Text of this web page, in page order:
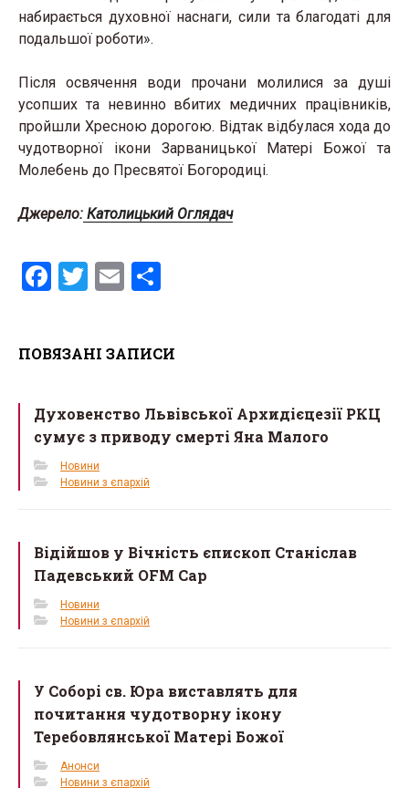
набирається духовної наснаги, сили та благодаті для
подальшої роботи».
Після освячення води прочани молилися за душі
усопших та невинно вбитих медичних працівників,
пройшли Хресною дорогою. Відтак відбулася хода до
чудотворної ікони Зарваницької Матері Божої та
Молебень до Пресвятої Богородиці.
Джерело: Католицький Оглядач
F
b
o
k
T
er
E
e
ПОВЯЗАНІ ЗАПИСИ
Духовенство Львівської Архидієцезії РКЦ
сумує з приводу смерті Яна Малого
Новини
Новини з єпархій
Відійшов у Вічність єпископ Станіслав
Падевський OFM Cap
Новини
Новини з єпархій
У Соборі св. Юра виставлять для
почитання чудотворну ікону
Теребовлянської Матері Божої
Анонси
Новини з єпархій